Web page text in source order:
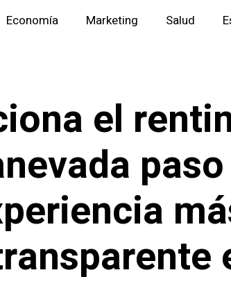
Economía Marketing Salud
el